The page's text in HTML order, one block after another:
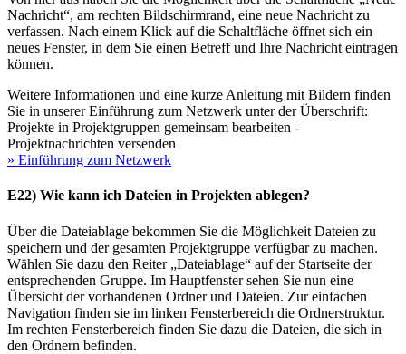
Nachricht“, am rechten Bildschirmrand, eine neue Nachricht zu
verfassen. Nach einem Klick auf die Schaltfläche öffnet sich ein
neues Fenster, in dem Sie einen Betreff und Ihre Nachricht eintragen
können.
Weitere Informationen und eine kurze Anleitung mit Bildern finden
Sie in unserer Einführung zum Netzwerk unter der Überschrift:
Projekte in Projektgruppen gemeinsam bearbeiten -
Projektnachrichten versenden
» Einführung zum Netzwerk
E22) Wie kann ich Dateien in Projekten ablegen?
Über die Dateiablage bekommen Sie die Möglichkeit Dateien zu
speichern und der gesamten Projektgruppe verfügbar zu machen.
Wählen Sie dazu den Reiter „Dateiablage“ auf der Startseite der
entsprechenden Gruppe. Im Hauptfenster sehen Sie nun eine
Übersicht der vorhandenen Ordner und Dateien. Zur einfachen
Navigation finden sie im linken Fensterbereich die Ordnerstruktur.
Im rechten Fensterbereich finden Sie dazu die Dateien, die sich in
den Ordnern befinden.